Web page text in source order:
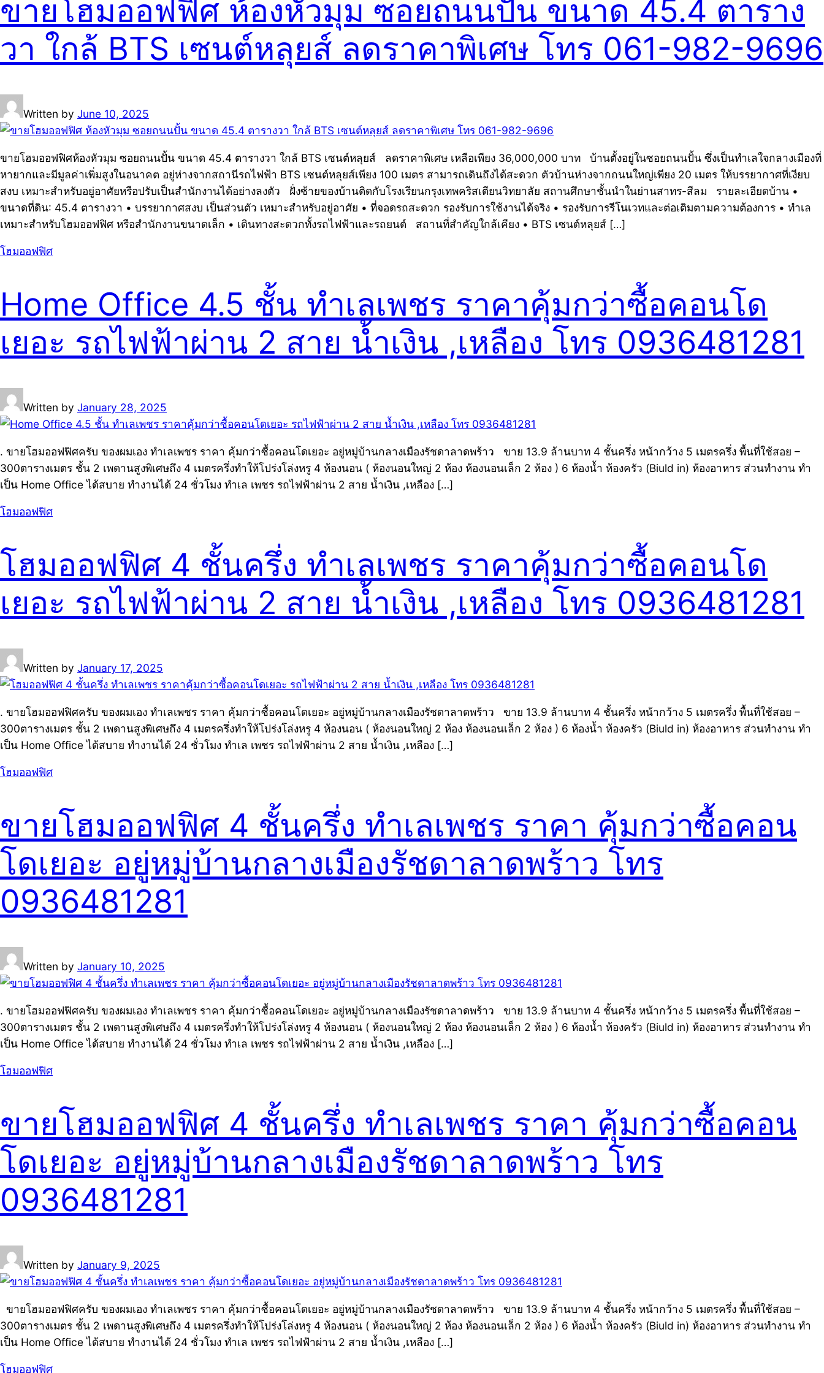
ขายโฮมออฟฟิศ ห้องหัวมุม ซอยถนนปั้น ขนาด 45.4 ตาราง
วา ใกล้ BTS เซนต์หลุยส์ ลดราคาพิเศษ โทร 061-982-9696
Written by June 10, 2025
ขายโฮมออฟฟิศห้องหัวมุม ซอยถนนปั้น ขนาด 45.4 ตารางวา ใกล้ BTS เซนต์หลุยส์ ลดราคาพิเศษ เหลือเพียง 36,000,000 บาท บ้านตั้งอยู่ในซอยถนนปั้น ซึ่งเป็นทำเลใจกลางเมืองที่
หายากและมีมูลค่าเพิ่มสูงในอนาคต อยู่ห่างจากสถานีรถไฟฟ้า BTS เซนต์หลุยส์เพียง 100 เมตร สามารถเดินถึงได้สะดวก ตัวบ้านห่างจากถนนใหญ่เพียง 20 เมตร ให้บรรยากาศที่เงียบ
สงบ เหมาะสำหรับอยู่อาศัยหรือปรับเป็นสำนักงานได้อย่างลงตัว ฝั่งซ้ายของบ้านติดกับโรงเรียนกรุงเทพคริสเตียนวิทยาลัย สถานศึกษาชั้นนำในย่านสาทร-สีลม รายละเอียดบ้าน •
ขนาดที่ดิน: 45.4 ตารางวา • บรรยากาศสงบ เป็นส่วนตัว เหมาะสำหรับอยู่อาศัย • ที่จอดรถสะดวก รองรับการใช้งานได้จริง • รองรับการรีโนเวทและต่อเติมตามความต้องการ • ทำเล
เหมาะสำหรับโฮมออฟฟิศ หรือสำนักงานขนาดเล็ก • เดินทางสะดวกทั้งรถไฟฟ้าและรถยนต์ สถานที่สำคัญใกล้เคียง • BTS เซนต์หลุยส์ […]
โฮมออฟฟิศ
Home Office 4.5 ชั้น ทำเลเพชร ราคาคุ้มกว่าซื้อคอนโด
เยอะ รถไฟฟ้าผ่าน 2 สาย น้ำเงิน ,เหลือง โทร 0936481281
Written by January 28, 2025
. ขายโฮมออฟฟิศครับ ของผมเอง ทำเลเพชร ราคา คุ้มกว่าซื้อคอนโดเยอะ อยู่หมู่บ้านกลางเมืองรัชดาลาดพร้าว ขาย 13.9 ล้านบาท 4 ชั้นครึ่ง หน้ากว้าง 5 เมตรครึ่ง พื้นที่ใช้สอย –
300ตารางเมตร ชั้น 2 เพดานสูงพิเศษถึง 4 เมตรครึ่งทำให้โปร่งโล่งหรู 4 ห้องนอน ( ห้องนอนใหญ่ 2 ห้อง ห้องนอนเล็ก 2 ห้อง ) 6 ห้องน้ำ ห้องครัว (Biuld in) ห้องอาหาร ส่วนทำงาน ทำ
เป็น Home Office ได้สบาย ทำงานได้ 24 ชั่วโมง ทำเล เพชร รถไฟฟ้าผ่าน 2 สาย น้ำเงิน ,เหลือง […]
โฮมออฟฟิศ
โฮมออฟฟิศ 4 ชั้นครึ่ง ทำเลเพชร ราคาคุ้มกว่าซื้อคอนโด
เยอะ รถไฟฟ้าผ่าน 2 สาย น้ำเงิน ,เหลือง โทร 0936481281
Written by January 17, 2025
. ขายโฮมออฟฟิศครับ ของผมเอง ทำเลเพชร ราคา คุ้มกว่าซื้อคอนโดเยอะ อยู่หมู่บ้านกลางเมืองรัชดาลาดพร้าว ขาย 13.9 ล้านบาท 4 ชั้นครึ่ง หน้ากว้าง 5 เมตรครึ่ง พื้นที่ใช้สอย –
300ตารางเมตร ชั้น 2 เพดานสูงพิเศษถึง 4 เมตรครึ่งทำให้โปร่งโล่งหรู 4 ห้องนอน ( ห้องนอนใหญ่ 2 ห้อง ห้องนอนเล็ก 2 ห้อง ) 6 ห้องน้ำ ห้องครัว (Biuld in) ห้องอาหาร ส่วนทำงาน ทำ
เป็น Home Office ได้สบาย ทำงานได้ 24 ชั่วโมง ทำเล เพชร รถไฟฟ้าผ่าน 2 สาย น้ำเงิน ,เหลือง […]
โฮมออฟฟิศ
ขายโฮมออฟฟิศ 4 ชั้นครึ่ง ทำเลเพชร ราคา คุ้มกว่าซื้อคอน
โดเยอะ อยู่หมู่บ้านกลางเมืองรัชดาลาดพร้าว โทร
0936481281
Written by January 10, 2025
. ขายโฮมออฟฟิศครับ ของผมเอง ทำเลเพชร ราคา คุ้มกว่าซื้อคอนโดเยอะ อยู่หมู่บ้านกลางเมืองรัชดาลาดพร้าว ขาย 13.9 ล้านบาท 4 ชั้นครึ่ง หน้ากว้าง 5 เมตรครึ่ง พื้นที่ใช้สอย –
300ตารางเมตร ชั้น 2 เพดานสูงพิเศษถึง 4 เมตรครึ่งทำให้โปร่งโล่งหรู 4 ห้องนอน ( ห้องนอนใหญ่ 2 ห้อง ห้องนอนเล็ก 2 ห้อง ) 6 ห้องน้ำ ห้องครัว (Biuld in) ห้องอาหาร ส่วนทำงาน ทำ
เป็น Home Office ได้สบาย ทำงานได้ 24 ชั่วโมง ทำเล เพชร รถไฟฟ้าผ่าน 2 สาย น้ำเงิน ,เหลือง […]
โฮมออฟฟิศ
ขายโฮมออฟฟิศ 4 ชั้นครึ่ง ทำเลเพชร ราคา คุ้มกว่าซื้อคอน
โดเยอะ อยู่หมู่บ้านกลางเมืองรัชดาลาดพร้าว โทร
0936481281
Written by January 9, 2025
ขายโฮมออฟฟิศครับ ของผมเอง ทำเลเพชร ราคา คุ้มกว่าซื้อคอนโดเยอะ อยู่หมู่บ้านกลางเมืองรัชดาลาดพร้าว ขาย 13.9 ล้านบาท 4 ชั้นครึ่ง หน้ากว้าง 5 เมตรครึ่ง พื้นที่ใช้สอย –
300ตารางเมตร ชั้น 2 เพดานสูงพิเศษถึง 4 เมตรครึ่งทำให้โปร่งโล่งหรู 4 ห้องนอน ( ห้องนอนใหญ่ 2 ห้อง ห้องนอนเล็ก 2 ห้อง ) 6 ห้องน้ำ ห้องครัว (Biuld in) ห้องอาหาร ส่วนทำงาน ทำ
เป็น Home Office ได้สบาย ทำงานได้ 24 ชั่วโมง ทำเล เพชร รถไฟฟ้าผ่าน 2 สาย น้ำเงิน ,เหลือง […]
โฮมออฟฟิศ